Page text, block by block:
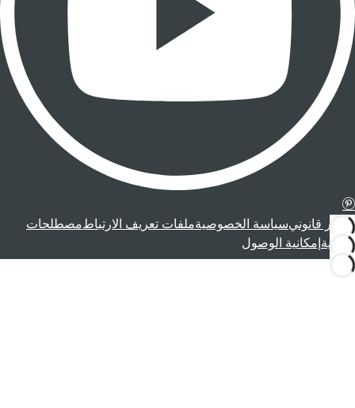
إشعار قانونيسياسة الخصوصيةملفات تعريف الارتباطمصطلحات
قانونية إمكانية الوصول